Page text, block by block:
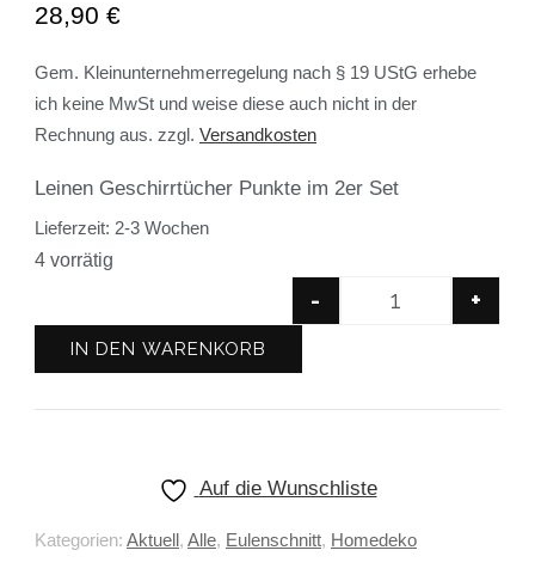
28,90 €
Gem. Kleinunternehmerregelung nach § 19 UStG erhebe
ich keine MwSt und weise diese auch nicht in der
Rechnung aus. zzgl. Versandkosten
Leinen Geschirrtücher Punkte im 2er Set
Lieferzeit: 2-3 Wochen
4 vorrätig
- +
IN DEN WARENKORB
Auf die Wunschliste
Kategorien: Aktuell, Alle, Eulenschnitt, Homedeko